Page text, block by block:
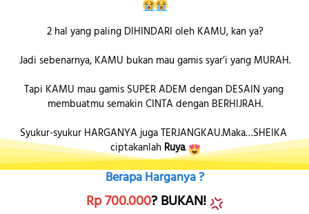
2 hal yang paling DIHINDARI oleh KAMU, kan ya?
Jadi sebenarnya, KAMU bukan mau gamis syar’i yang MURAH.
Tapi KAMU mau gamis SUPER ADEM dengan DESAIN yang
membuatmu semakin CINTA dengan BERHIJRAH.
Syukur-syukur HARGANYA juga TERJANGKAU.Maka…SHEIKA
ciptakanlah Ruya.
Berapa Harganya ?
Rp 700.000? BUKAN!